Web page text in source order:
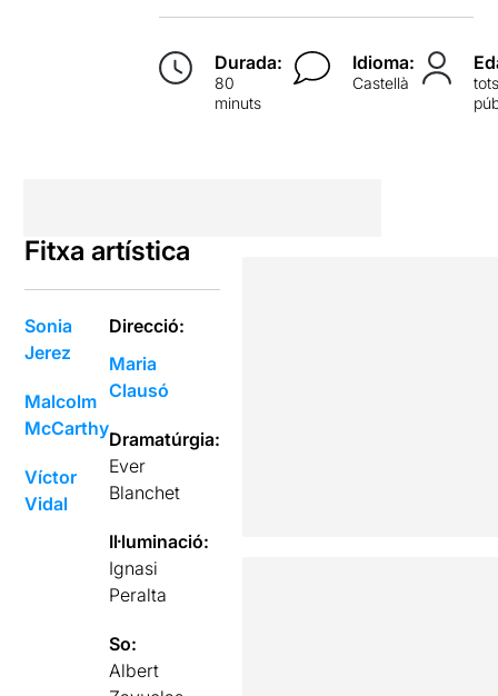
Durada:
80
minuts
Idioma:
Castellà
Fitxa artística
Sonia
Jerez
Malcolm
McCarthy
Víctor
Vidal
Direcció:
Maria
Clausó
Dramatúrgia:
Ever
Blanchet
Il·luminació:
Ignasi
Peralta
So:
Albert